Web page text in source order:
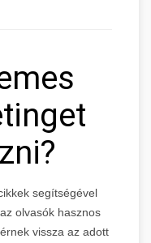
segítségével
olvasók hasznos
vissza az adott